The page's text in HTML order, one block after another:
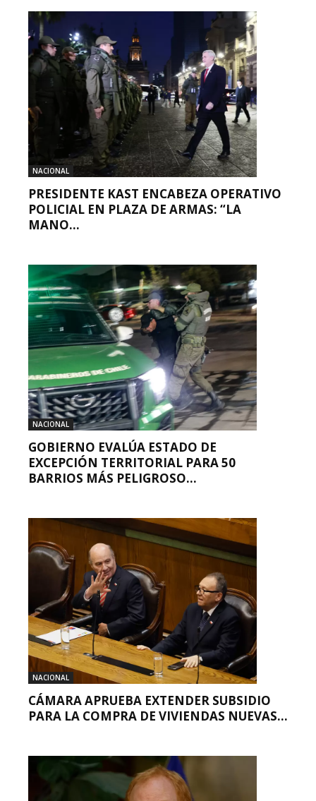
NACIONAL
PRESIDENTE KAST ENCABEZA OPERATIVO
POLICIAL EN PLAZA DE ARMAS: “LA
MANO...
NACIONAL
GOBIERNO EVALÚA ESTADO DE
EXCEPCIÓN TERRITORIAL PARA 50
BARRIOS MÁS PELIGROSO...
NACIONAL
CÁMARA APRUEBA EXTENDER SUBSIDIO
PARA LA COMPRA DE VIVIENDAS NUEVAS...